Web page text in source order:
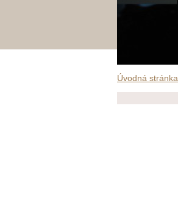
Úvodná stránka